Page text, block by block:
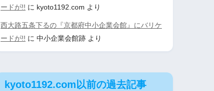
ードが!! に kyoto1192.com より
西大路五条下るの『京都府中小企業会館』にバリケ
ードが!! に 中小企業会館跡 より
kyoto1192.com以前の過去記事